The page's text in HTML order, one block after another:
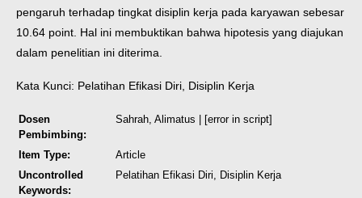
pengaruh terhadap tingkat disiplin kerja pada karyawan sebesar
10.64 point. Hal ini membuktikan bahwa hipotesis yang diajukan
dalam penelitian ini diterima.
Kata Kunci: Pelatihan Efikasi Diri, Disiplin Kerja
Dosen
Pembimbing:
Sahrah, Alimatus | [error in script]
Item Type:
Article
Uncontrolled
Keywords:
Pelatihan Efikasi Diri, Disiplin Kerja